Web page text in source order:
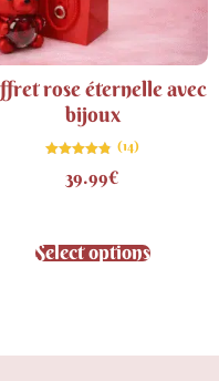
rose éternelle avec
bijoux
4.79
sur 5
(14)
39.99€
Select options